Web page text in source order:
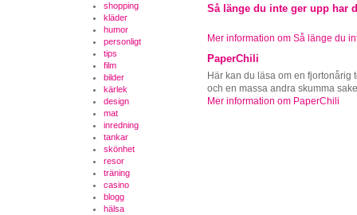
shopping
kläder
humor
personligt
tips
film
bilder
kärlek
design
mat
inredning
tankar
skönhet
resor
träning
casino
blogg
hälsa
Så länge du inte ger upp har
Mer information om Så länge du
PaperChili
Här kan du läsa om en fjortonårig
och en massa andra skumma
Mer information om PaperChili